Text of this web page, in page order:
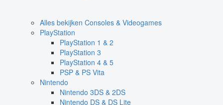
Alles bekijken Consoles & Videogames
PlayStation
PlayStation 1 & 2
PlayStation 3
PlayStation 4 & 5
PSP & PS Vita
Nintendo
Nintendo 3DS & 2DS
Nintendo DS & DS Lite